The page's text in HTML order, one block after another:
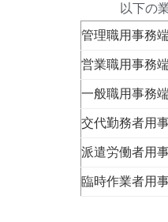
以下の
管理職用事務
営業職用事務
一般職用事務
交代勤務者用
派遣労働者用
臨時作業者用